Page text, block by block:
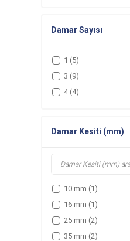
Damar Sayısı
1 (5)
3 (9)
4 (4)
Damar Kesiti (mm)
10 mm (1)
16 mm (1)
25 mm (2)
35 mm (2)